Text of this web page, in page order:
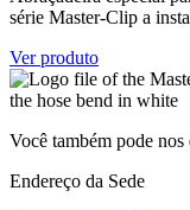
série Master-Clip a
Ver produto
Você também pode nos
Endereço da Sede